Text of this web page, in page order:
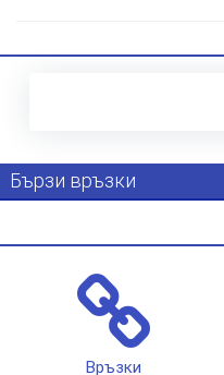
Бързи връзки
Връзки